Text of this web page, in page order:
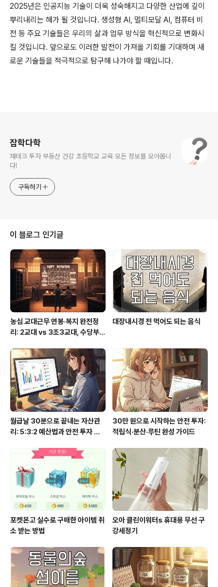
2025년은 인공지능 기술이 더욱 성숙해지고 다양한 산업에 깊이
뿌리내리는 해가 될 것입니다. 생성형 AI, 멀티모달 AI, 컴퓨터 비
전 등 주요 기술들은 우리의 삶과 업무 방식을 혁신적으로 변화시
킬 것입니다. 앞으로도 이러한 발전이 가져올 기회를 기대하며 새
로운 기술들을 적극적으로 탐구해 나가야 할 때입니다.
잡학다학
재테크 투자 부동산 건강 초등학교 교육 모든 정보를 모아봅니
다!
구독하기
이 블로그 인기글
농심 교대근무 연봉·복지 완전정
리: 2교대 vs 3조3교대, 수당부터
대장내시경 전 먹어도 되는 음식
월급날 30분으로 끝내는 자산관
리: 5:3:2 예산법과 안전 투자 루
30만 원으로 시작하는 안전 투자:
적립식·분산·루틴 완성 가이드
포켓몬고 실수로 구매한 아이템 취
소 받는 방법
오아 클린이워터s 휴대용 무선 구
강세정기